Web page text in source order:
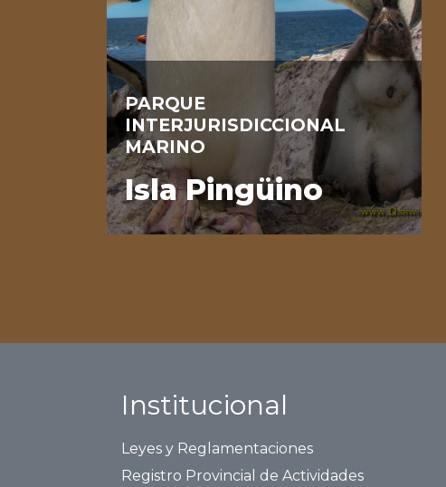
PARQUE
INTERJURISDICCIONAL
MARINO
Isla Pingüino
Institucional
Leyes y Reglamentaciones
Registro Provincial de Actividades